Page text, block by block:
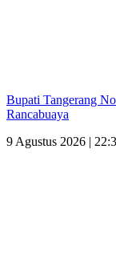
Bupati Tangerang
Rancabuaya
9 Agustus 2026 |